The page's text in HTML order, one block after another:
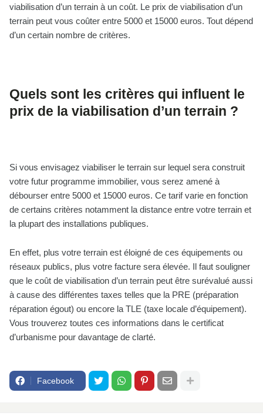
viabilisation d’un terrain à un coût. Le prix de viabilisation d’un
terrain peut vous coûter entre 5000 et 15000 euros. Tout dépend
d’un certain nombre de critères.
Quels sont les critères qui influent le
prix de la viabilisation d’un terrain ?
Si vous envisagez viabiliser le terrain sur lequel sera construit
votre futur programme immobilier, vous serez amené à
débourser entre 5000 et 15000 euros. Ce tarif varie en fonction
de certains critères notamment la distance entre votre terrain et
la plupart des installations publiques.
En effet, plus votre terrain est éloigné de ces équipements ou
réseaux publics, plus votre facture sera élevée. Il faut souligner
que le coût de viabilisation d’un terrain peut être surévalué aussi
à cause des différentes taxes telles que la PRE (préparation
réparation égout) ou encore la TLE (taxe locale d’équipement).
Vous trouverez toutes ces informations dans le certificat
d’urbanisme pour davantage de clarté.
Facebook